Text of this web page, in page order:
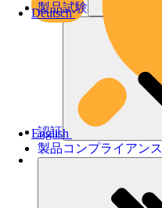
Deutsch
English
製品試験
認証
製品コンプライアンス